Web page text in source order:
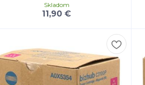
11,90 €
Skladom